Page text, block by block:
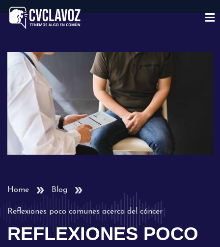
Home Blog
Reflexiones poco comunes acerca del cáncer
REFLEXIONES POCO